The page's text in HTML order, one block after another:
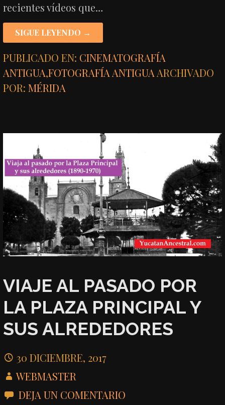
recientes vídeos que…
SIGUE LEYENDO →
PUBLICADO EN: CINEMATOGRAFÍA
ANTIGUA,FOTOGRAFÍA ANTIGUA ARCHIVADO
POR:MÉRIDA
VIAJE AL PASADO POR
LA PLAZA PRINCIPAL Y
SUS ALREDEDORES
30 DICIEMBRE, 2017
WEBMASTER
DEJA UN COMENTARIO